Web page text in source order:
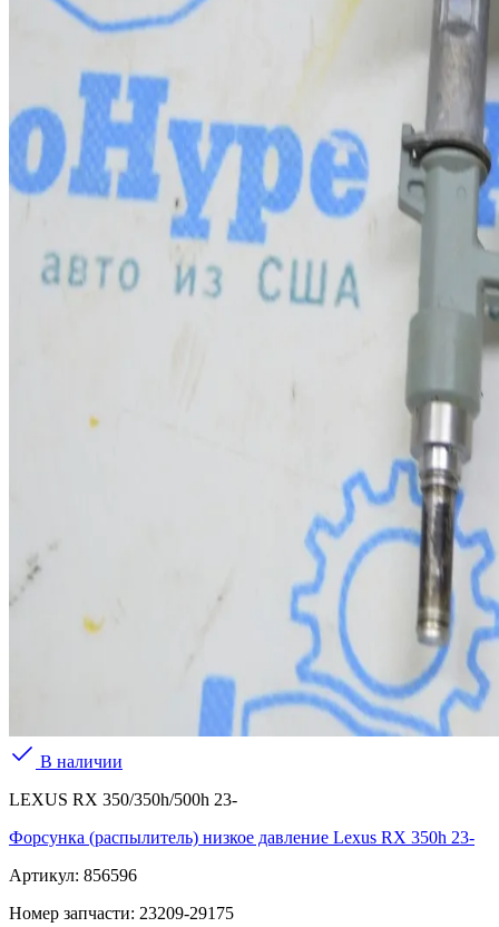
В наличии
LEXUS RX 350/350h/500h 23-
Форсунка (распылитель) низкое давление Lexus RX 350h 23-
Артикул: 856596
Номер запчасти: 23209-29175